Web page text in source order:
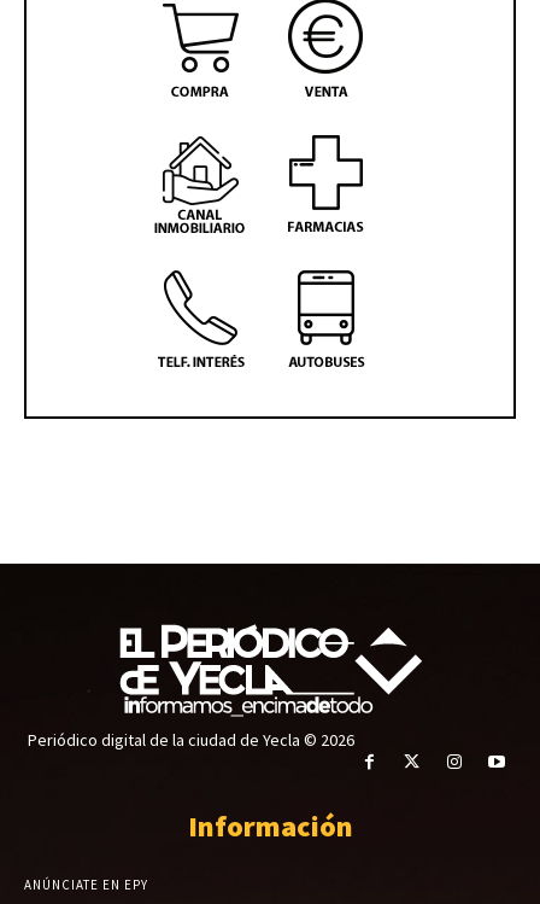
Periódico digital de la ciudad de Yecla © 2026
Información
ANÚNCIATE EN EPY